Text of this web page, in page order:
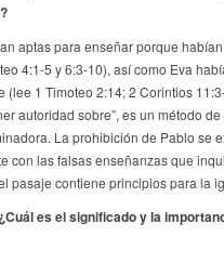
aptas para enseñar porque
4:1-5 y 6:3-10), así como Eva
1 Timoteo 2:14; 2 Corintios
autoridad sobre”, es un método
La prohibición de Pablo se
con las falsas enseñanzas que
pasaje contiene principios para la
es el significado y la